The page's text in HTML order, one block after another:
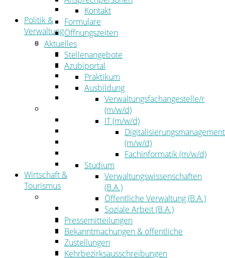
Öffentliche Ausschreibungen
Politik &
Verwaltung
Politik
Kreistag
Kreistagsinformationssystem
Bürgerinformationssystem
Wahlen
Der Landrat
Kommunalaufsicht
Zahlen, Daten, Fakten
Wirtschaft &
Tourismus
Wirtschaftsförderung
Gewerbeflächen und Unternehmen
Arbeitgeberservice
Mobilfunk & Breitband
Straßen- und Radwegebau
Kontakt
Formulare
Öffnungszeiten
Aktuelles
Stellenangebote
Azubiportal
Praktikum
Ausbildung
Verwaltungsfachangestelle/r
(m/w/d)
IT (m/w/d)
Digitalisierungsmanagement
(m/w/d)
Fachinformatik (m/w/d)
Studium
Verwaltungswissenschaften
(B.A.)
Öffentliche Verwaltung (B.A.)
Soziale Arbeit (B.A.)
Pressemitteilungen
Bekanntmachungen & öffentliche
Zustellungen
Kehrbezirksausschreibungen